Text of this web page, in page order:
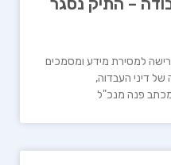
דרישה למסירת מידע ומסמכים
דיני העבדוה,